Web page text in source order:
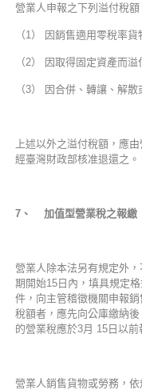
營業人申報之下列溢付稅
（1） 因銷售適用零稅率
（2） 因取得固定資產而
（3） 因合併、轉讓、解
上述以外之溢付稅額，應
經臺灣財政部核准退還之。
7 、 加值型營業稅之報繳
營業人除本法另有規定外
期開始15日內，填具規定
件，向主管稽徵機關申報
稅額者，應先向公庫繳納
的營業稅應於3月 15日以前
營業人銷售貨物或勞務，